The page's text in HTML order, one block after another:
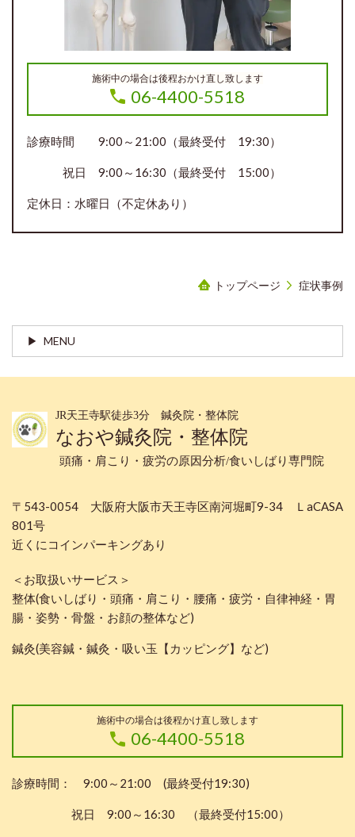
施術中の場合は後程おかけ直し致します
06-4400-5518
診療時間 9:00～21:00（最終受付 19:30）
祝日 9:00～16:30（最終受付 15:00）
定休日：水曜日（不定休あり）
トップページ 症状事例
MENU
JR天王寺駅徒歩3分 鍼灸院・整体院
なおや鍼灸院・整体院
頭痛・肩こり・疲労の原因分析/食いしばり専門院
〒543-0054 大阪府大阪市天王寺区南河堀町9-34 ＬaCASA
801号
近くにコインパーキングあり
＜お取扱いサービス＞
整体(食いしばり・頭痛・肩こり・腰痛・疲労・自律神経・胃
腸・姿勢・骨盤・お顔の整体など)
鍼灸(美容鍼・鍼灸・吸い玉【カッピング】など)
施術中の場合は後程かけ直し致します
06-4400-5518
診療時間： 9:00～21:00 (最終受付19:30)
祝日 9:00～16:30 （最終受付15:00）